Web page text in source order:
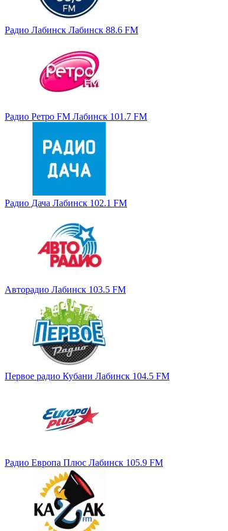
Радио Лабинск Лабинск 88.6 FM
Радио Ретро FM Лабинск 101.7 FM
Радио Дача Лабинск 102.1 FM
Авторадио Лабинск 103.5 FM
Первое радио Кубани Лабинск 104.5 FM
Радио Европа Плюс Лабинск 105.9 FM